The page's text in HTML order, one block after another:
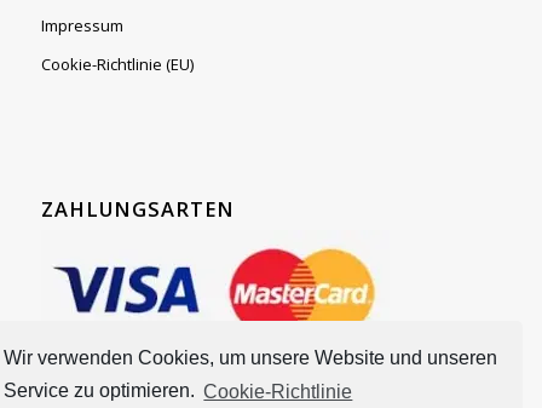
Wir verwenden Cookies, um unsere Website und unseren
Service zu optimieren. Cookie-Richtlinie
Impressum
Cookie-Richtlinie (EU)
ZAHLUNGSARTEN